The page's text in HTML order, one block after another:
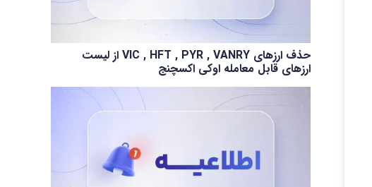
حذف ارزهای VIC , HFT , PYR , VANRY از لیست
ارزهای قابل معامله اوکی اکسچنج